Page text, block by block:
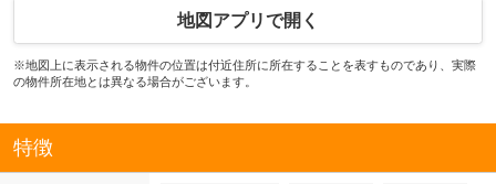
地図アプリで開く
※地図上に表示される物件の位置は付近住所に所在することを表すものであり、実際
の物件所在地とは異なる場合がございます。
特徴